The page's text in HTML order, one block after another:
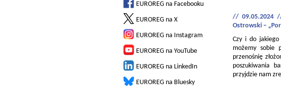
EUROREG na Facebooku
EUROREG na X
EUROREG na Instagram
EUROREG na YouTube
EUROREG na LinkedIn
EUROREG na Bluesky
// 09.05.2024
Ostrowski –
Czy i do
możemy sobie
przenośnię
poszukiwania
przyjdzie nam